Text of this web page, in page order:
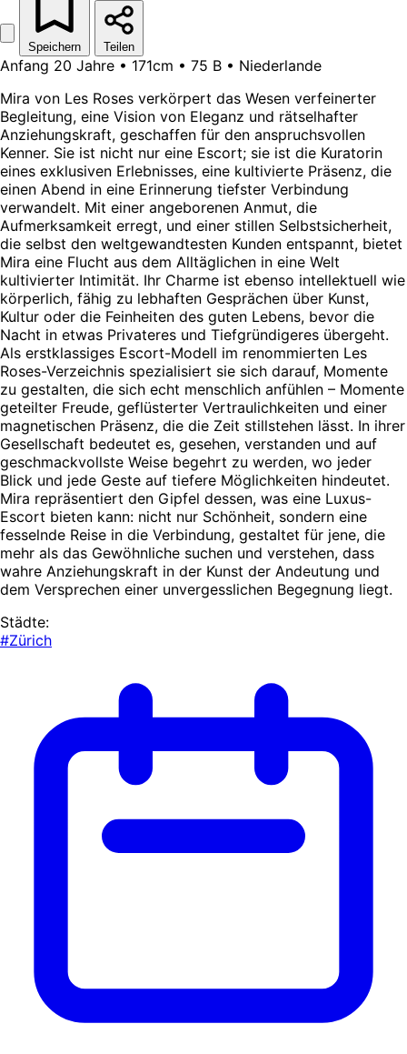
Speichern Teilen
Anfang 20 Jahre • 171cm • 75 B • Niederlande
Mira von Les Roses verkörpert das Wesen verfeinerter
Begleitung, eine Vision von Eleganz und rätselhafter
Anziehungskraft, geschaffen für den anspruchsvollen
Kenner. Sie ist nicht nur eine Escort; sie ist die Kuratorin
eines exklusiven Erlebnisses, eine kultivierte Präsenz, die
einen Abend in eine Erinnerung tiefster Verbindung
verwandelt. Mit einer angeborenen Anmut, die
Aufmerksamkeit erregt, und einer stillen Selbstsicherheit,
die selbst den weltgewandtesten Kunden entspannt, bietet
Mira eine Flucht aus dem Alltäglichen in eine Welt
kultivierter Intimität. Ihr Charme ist ebenso intellektuell wie
körperlich, fähig zu lebhaften Gesprächen über Kunst,
Kultur oder die Feinheiten des guten Lebens, bevor die
Nacht in etwas Privateres und Tiefgründigeres übergeht.
Als erstklassiges Escort-Modell im renommierten Les
Roses-Verzeichnis spezialisiert sie sich darauf, Momente
zu gestalten, die sich echt menschlich anfühlen – Momente
geteilter Freude, geflüsterter Vertraulichkeiten und einer
magnetischen Präsenz, die die Zeit stillstehen lässt. In ihrer
Gesellschaft bedeutet es, gesehen, verstanden und auf
geschmackvollste Weise begehrt zu werden, wo jeder
Blick und jede Geste auf tiefere Möglichkeiten hindeutet.
Mira repräsentiert den Gipfel dessen, was eine Luxus-
Escort bieten kann: nicht nur Schönheit, sondern eine
fesselnde Reise in die Verbindung, gestaltet für jene, die
mehr als das Gewöhnliche suchen und verstehen, dass
wahre Anziehungskraft in der Kunst der Andeutung und
dem Versprechen einer unvergesslichen Begegnung liegt.
Städte:
#Zürich